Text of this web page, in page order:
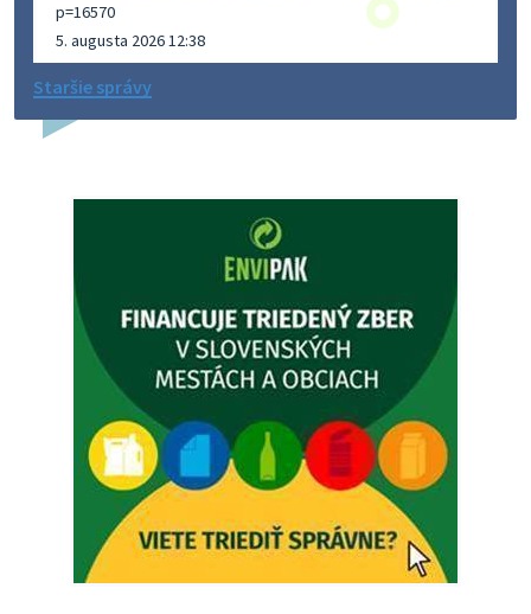
p=16570
5. augusta 2026 12:38
Dovolenka - MUDr. Marián Sivoň
budeZATVORENÁ z dôvodu čerpania dovolenky. Akútne
prípady bude riešiť MUDr.Fisch…
Zajtrajší zvoz odpadu
Vážený občan, zajtra 5. 8. sa bude zvážať komunálny odpad.
4. augusta 2026 15:30
Dnešný zvoz odpadu
Vážený občan, dnes 5. 8. sa zváža komunálny odpad.
5. augusta 2026 05:00
Staršie správy